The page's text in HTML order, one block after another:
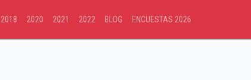
2018 2020 2021 2022 BLOG ENCUESTAS 2026